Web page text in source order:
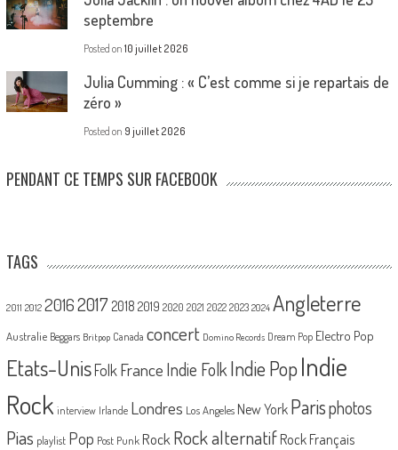
septembre
Posted on 10 juillet 2026
Julia Cumming : « C’est comme si je repartais de
zéro »
Posted on 9 juillet 2026
PENDANT CE TEMPS SUR FACEBOOK
TAGS
2011 2012 20162017 2018 2019 2020 2021 2022 2023 2024 Angleterre
Australie Beggars Britpop Canada concert Domino Records Dream Pop Electro Pop
Etats-UnisFolk France Indie FolkIndie PopIndie
Rock interview Irlande Londres Los Angeles New York Parisphotos
Pias playlist Pop Post Punk Rock Rock alternatif Rock Français